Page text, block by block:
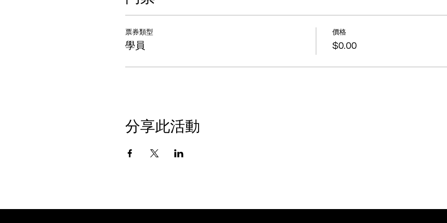
票券類型
學員
價格
$0.00
分享此活動